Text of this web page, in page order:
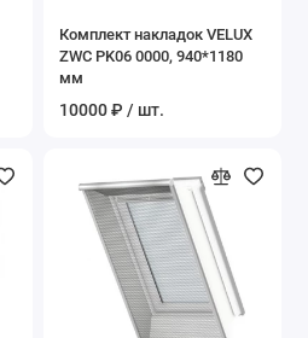
Комплект накладок VELUX
ZWC PK06 0000, 940*1180
мм
10000 ₽ / шт.